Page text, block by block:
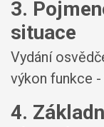
3.
situace
Vydání
výkon funkce
4.